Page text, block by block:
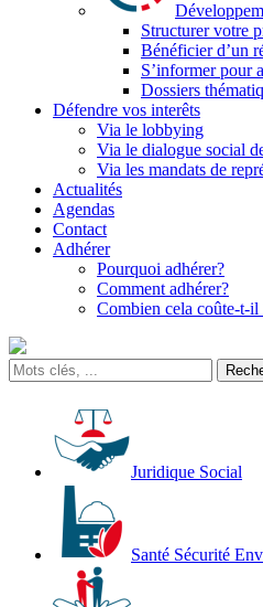
Structurer votre
Bénéficier d’un
S’informer pour
Dossiers
Défendre vos interêts
Via le lobbying
Via le dialogue social
Via les mandats de
Actualités
Agendas
Contact
Adhérer
Pourquoi adhérer?
Comment adhérer?
Combien cela coûte-t-il
Juridique Social
Santé Sécurité